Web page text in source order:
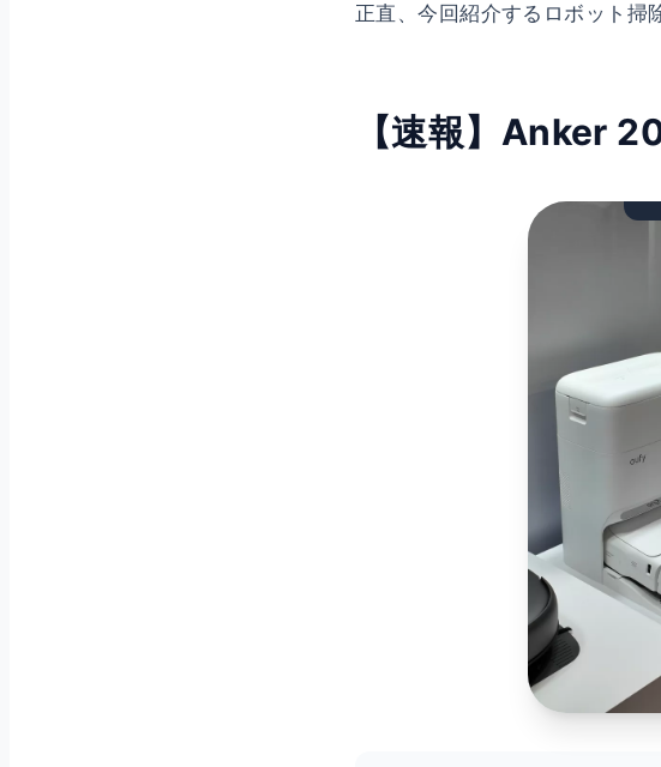
正直、今回紹介するロボット掃
【速報】Anker